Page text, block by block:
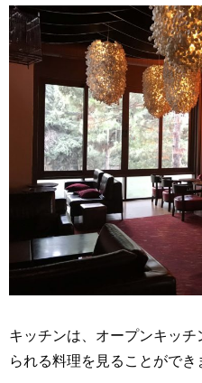
キッチンは、オープンキッ
られる料理を見ることができ